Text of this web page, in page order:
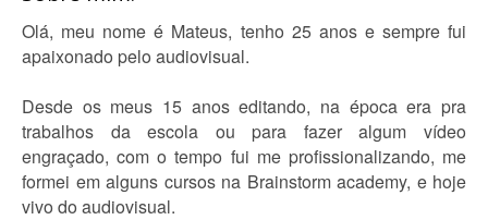
Olá, meu nome é Mateus, tenho 25 anos e sempre fui
apaixonado pelo audiovisual.
Desde os meus 15 anos editando, na época era pra
trabalhos da escola ou para fazer algum vídeo
engraçado, com o tempo fui me profissionalizando, me
formei em alguns cursos na Brainstorm academy, e hoje
vivo do audiovisual.